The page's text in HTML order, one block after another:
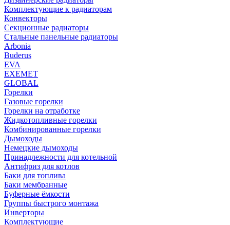
Комплектующие к радиаторам
Конвекторы
Секционные радиаторы
Стальные панельные радиаторы
Arbonia
Buderus
EVA
EXEMET
GLOBAL
Горелки
Газовые горелки
Горелки на отработке
Жидкотопливные горелки
Комбинированные горелки
Дымоходы
Немецкие дымоходы
Принадлежности для котельной
Антифриз для котлов
Баки для топлива
Баки мембранные
Буферные ёмкости
Группы быстрого монтажа
Инверторы
Комплектующие